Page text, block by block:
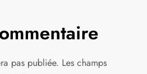
pas publiée. Les champs